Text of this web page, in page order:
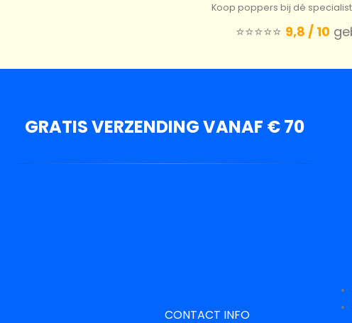
Koop poppers bij dé
⭐️⭐️⭐️⭐️⭐️ 9,8 / 10
GRATIS VERZENDING VANAF € 70
CONTACT INFO